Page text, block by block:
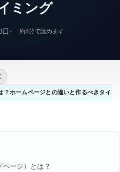
ミング
約8分で読めます
？ホームページとの違いと作るべきタイミ
ージ）とは？